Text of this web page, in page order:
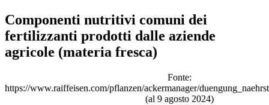
Componenti nutritivi comuni dei
fertilizzanti prodotti dalle aziende
agricole (materia fresca)
Fonte:
https://www.raiffeisen.com/pflanzen/ackermanager/
(al 9 agosto 2024)